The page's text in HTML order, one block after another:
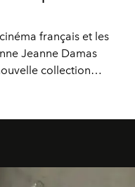
français et les
Jeanne Damas
collection